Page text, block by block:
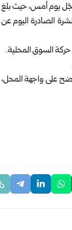
سورية عن السعر المسجّل يوم أمس، حيث بلغ
و160 ألف ليرة شراءً، وفقاً للنشرة الصادرة اليوم عن
على واجهة المحل،